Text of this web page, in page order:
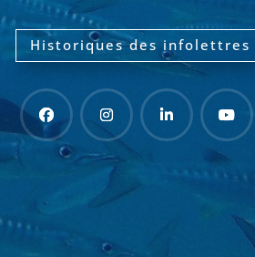
Historiques des infolettres